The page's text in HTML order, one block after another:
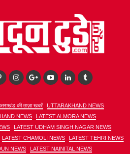
की ताज़ा खबरें
UTTARAKHAND NEWS
NEWS
LATEST ALMORA NEWS
LATEST UDHAM SINGH NAGAR NEWS
LATEST CHAMOLI NEWS
LATEST TEHRI NEWS
NEWS
LATEST NAINITAL NEWS